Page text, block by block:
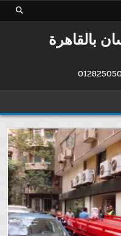
بالقاهرة